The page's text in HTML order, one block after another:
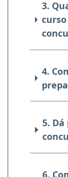
3.
4.
5.
6.